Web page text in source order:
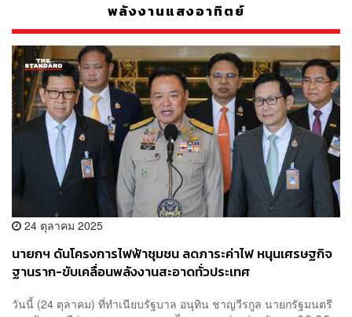
พลังงานแสงอาทิตย์
24 ตุลาคม 2025
นายกฯ ดันโครงการไฟฟ้าชุมชน ลดภาระค่าไฟ หนุนเศรษฐกิจ
ฐานราก-ขับเคลื่อนพลังงานสะอาดทั่วประเทศ
วันนี้ (24 ตุลาคม) ที่ทำเนียบรัฐบาล อนุทิน ชาญวีรกูล นายกรัฐมนตรี